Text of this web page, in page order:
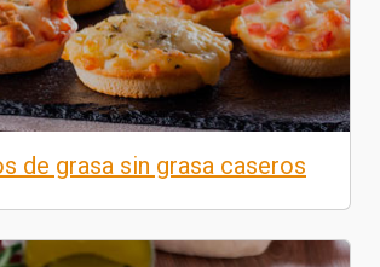
de grasa sin grasa caseros